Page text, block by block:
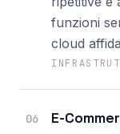
funzioni
cloud
06 E-